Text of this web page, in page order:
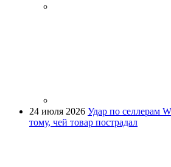
24 июля 2026 Удар по селлерам
тому, чей товар пострадал